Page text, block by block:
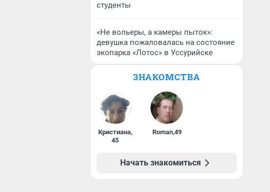
студенты
«Не вольеры, а камеры пыток»:
девушка пожаловалась на состояние
экопарка «Лотос» в Уссурийске
ЗНАКОМСТВА
Кристиана,
45
Roman,49
Начать знакомиться